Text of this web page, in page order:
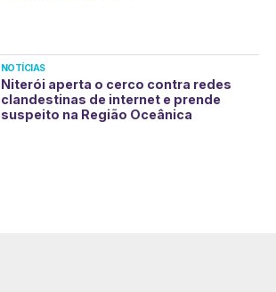
NOTÍCIAS
Niterói aperta o cerco contra redes
clandestinas de internet e prende
suspeito na Região Oceânica